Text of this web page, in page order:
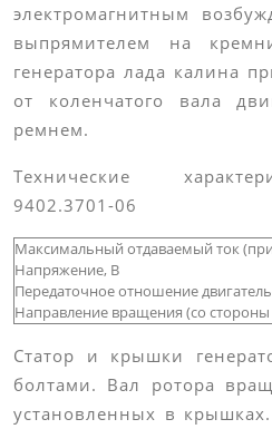
электромагнитным
выпрямителем на
генератора лада калина
от коленчатого вала
ремнем.
Технические
9402.3701-06
Максимальный отдаваемый ток
Напряжение, В
Передаточное отношение
Направление вращения (со
Статор и крышки
болтами. Вал ротора
установленных в